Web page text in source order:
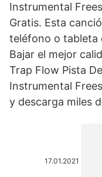
Instrumental
Gratis. Esta
teléfono o tableta
Bajar el mejor
Trap Flow Pista
Instrumental
y descarga miles
17.01.2021